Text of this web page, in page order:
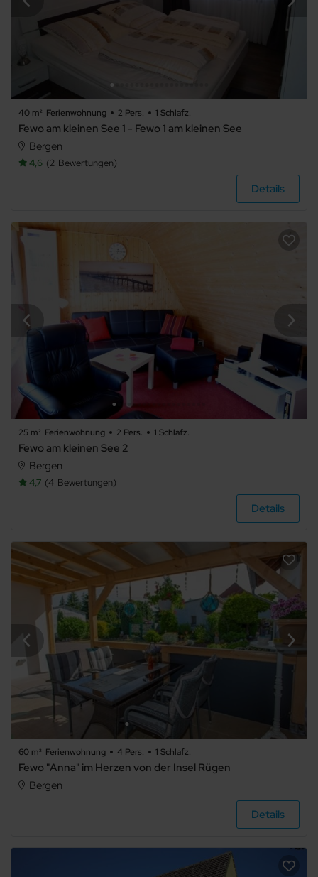
beliebig
Art der
Unterkunft
Ferienwohnung
Ferienpark
Sonstiges
Bauernhof
Ausstattung
40 m² Ferienwohnung 2 Pers. 1 Schlafz.
Fewo am kleinen See 1 - Fewo 1 am kleinen See
Bergen
4,6 2 Bewertungen
Details
25 m² Ferienwohnung 2 Pers. 1 Schlafz.
Fewo am kleinen See 2
Bergen
4,7 4 Bewertungen
Details
60 m² Ferienwohnung 4 Pers. 1 Schlafz.
Fewo "Anna" im Herzen von der Insel Rügen
Bergen
Details